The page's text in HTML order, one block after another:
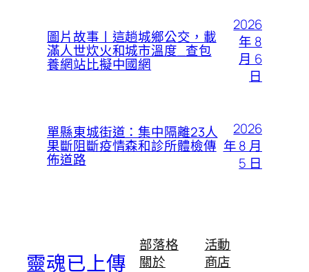
圖片故事丨這趟城鄉公交，載
滿人世炊火和城市溫度_查包
養網站比擬中國網
2026
年 8
月 6
日
單縣東城街道：集中隔離23人
果斷阻斷疫情森和診所體檢傳
佈道路
2026
年 8 月
5 日
靈魂已上傳
部落格
關於
活動
商店